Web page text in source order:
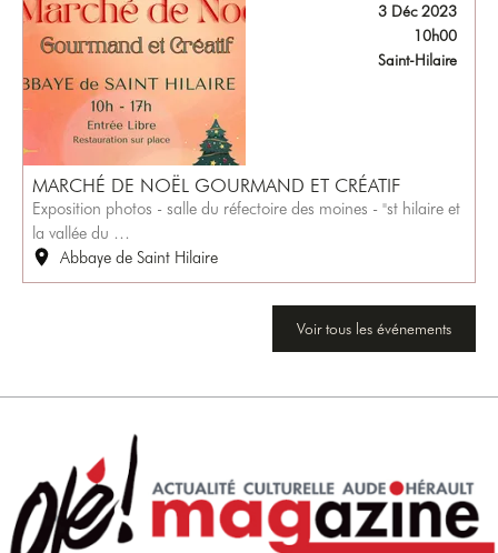
3 Déc 2023
10h00
Saint-Hilaire
MARCHÉ DE NOËL GOURMAND ET CRÉATIF
Exposition photos - salle du réfectoire des moines - "st hilaire et
la vallée du …
Abbaye de Saint Hilaire
Voir tous les événements